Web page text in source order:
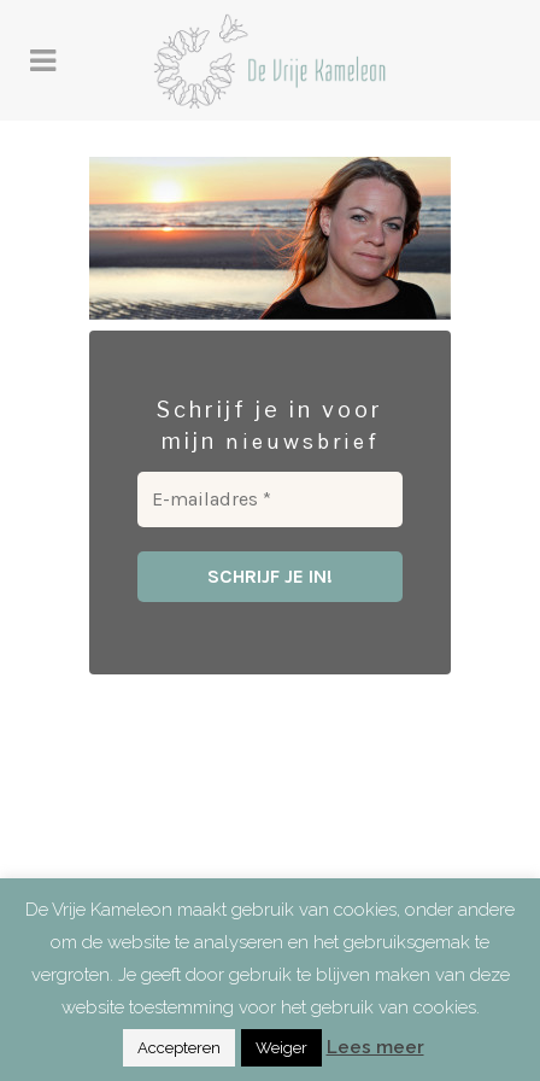
Schrijf je in voor
mijn nieuwsbrief
De Vrije Kameleon maakt gebruik van cookies, onder andere
om de website te analyseren en het gebruiksgemak te
vergroten. Je geeft door gebruik te blijven maken van deze
website toestemming voor het gebruik van cookies.
Accepteren Weiger Lees meer